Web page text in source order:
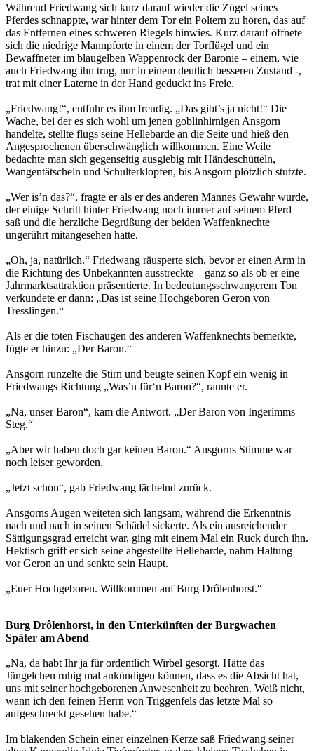
Während Friedwang sich kurz darauf wieder die Zügel seines
Pferdes schnappte, war hinter dem Tor ein Poltern zu hören, das auf
das Entfernen eines schweren Riegels hinwies. Kurz darauf öffnete
sich die niedrige Mannpforte in einem der Torflügel und ein
Bewaffneter im blaugelben Wappenrock der Baronie – einem, wie
auch Friedwang ihn trug, nur in einem deutlich besseren Zustand -,
trat mit einer Laterne in der Hand geduckt ins Freie.
„Friedwang!“, entfuhr es ihm freudig. „Das gibt’s ja nicht!“ Die
Wache, bei der es sich wohl um jenen goblinhirnigen Ansgorn
handelte, stellte flugs seine Hellebarde an die Seite und hieß den
Angesprochenen überschwänglich willkommen. Eine Weile
bedachte man sich gegenseitig ausgiebig mit Händeschütteln,
Wangentätscheln und Schulterklopfen, bis Ansgorn plötzlich stutzte.
„Wer is’n das?“, fragte er als er des anderen Mannes Gewahr wurde,
der einige Schritt hinter Friedwang noch immer auf seinem Pferd
saß und die herzliche Begrüßung der beiden Waffenknechte
ungerührt mitangesehen hatte.
„Oh, ja, natürlich.“ Friedwang räusperte sich, bevor er einen Arm in
die Richtung des Unbekannten ausstreckte – ganz so als ob er eine
Jahrmarktsattraktion präsentierte. In bedeutungsschwangerem Ton
verkündete er dann: „Das ist seine Hochgeboren Geron von
Tresslingen.“
Als er die toten Fischaugen des anderen Waffenknechts bemerkte,
fügte er hinzu: „Der Baron.“
Ansgorn runzelte die Stirn und beugte seinen Kopf ein wenig in
Friedwangs Richtung „Was’n für‘n Baron?“, raunte er.
„Na, unser Baron“, kam die Antwort. „Der Baron von Ingerimms
Steg.“
„Aber wir haben doch gar keinen Baron.“ Ansgorns Stimme war
noch leiser geworden.
„Jetzt schon“, gab Friedwang lächelnd zurück.
Ansgorns Augen weiteten sich langsam, während die Erkenntnis
nach und nach in seinen Schädel sickerte. Als ein ausreichender
Sättigungsgrad erreicht war, ging mit einem Mal ein Ruck durch ihn.
Hektisch griff er sich seine abgestellte Hellebarde, nahm Haltung
vor Geron an und senkte sein Haupt.
„Euer Hochgeboren. Willkommen auf Burg Drôlenhorst.“
Burg Drôlenhorst, in den Unterkünften der Burgwachen
Später am Abend
„Na, da habt Ihr ja für ordentlich Wirbel gesorgt. Hätte das
Jüngelchen ruhig mal ankündigen können, dass es die Absicht hat,
uns mit seiner hochgeborenen Anwesenheit zu beehren. Weiß nicht,
wann ich den feinen Herrn von Triggenfels das letzte Mal so
aufgeschreckt gesehen habe.“
Im blakenden Schein einer einzelnen Kerze saß Friedwang seiner